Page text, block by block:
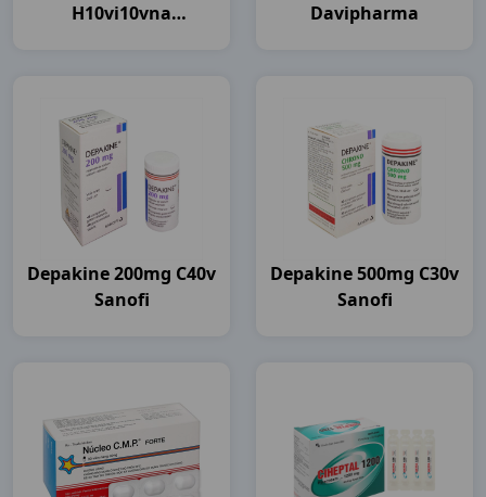
H10vi10vna
Davipharma
Depakine 200mg C40v
Sanofi
Depakine 500mg C30v
Sanofi